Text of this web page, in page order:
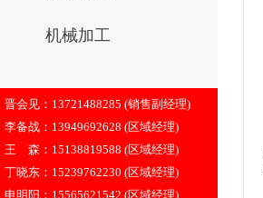
机械加工
晋会见：13721488285 (销售副经理)
李备战：13949692628 (区域经理)
王 森：15138819588 (区域经理)
丁晓东：15239762230 (区域经理)
申明阳：15565621542 (区域经理)